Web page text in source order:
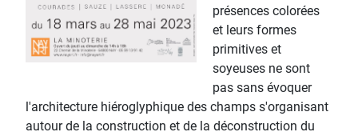
présences colorées
et leurs formes
primitives et
soyeuses ne sont
pas sans évoquer
l'architecture hiéroglyphique des champs s'organisant
autour de la construction et de la déconstruction du